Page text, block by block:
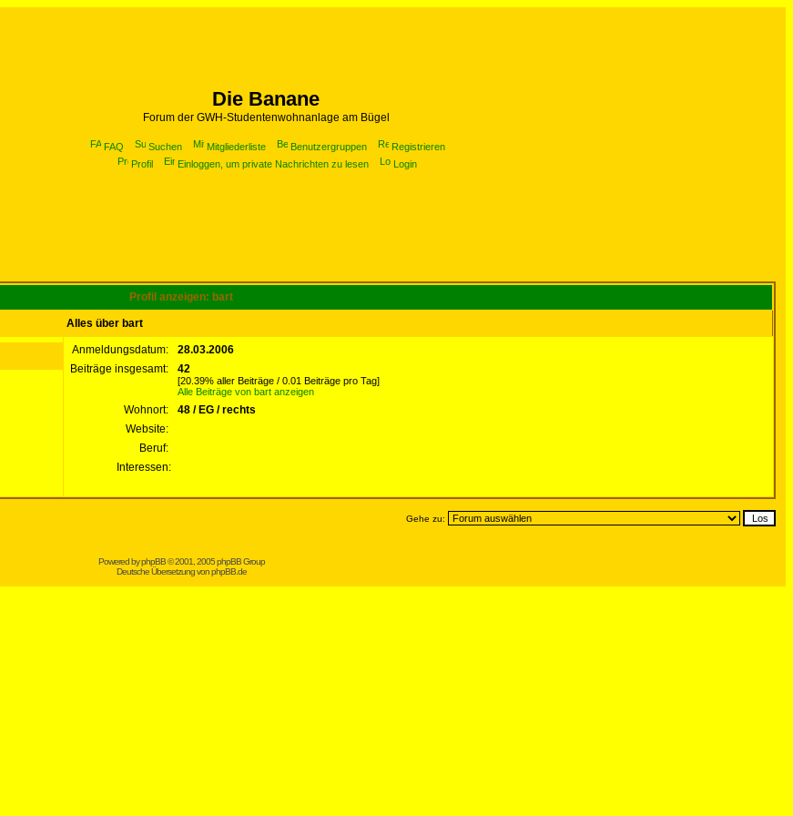
Die Banane
Forum der GWH-Studentenwohnanlage am Bügel
FAQ Suchen Mitgliederliste Benutzergruppen
Registrieren
Profil
Einloggen, um private Nachrichten zu lesen Login
Profil anzeigen: bart
Alles über bart
Anmeldungsdatum:
28.03.2006
Beiträge insgesamt:
42
[20.39% aller Beiträge / 0.01 Beiträge pro Tag]
Alle Beiträge von bart anzeigen
Wohnort:
48 / EG / rechts
Website:
Beruf:
Interessen:
Gehe zu:
Powered byphpBB© 2001, 2005 phpBB Group
Deutsche Übersetzung vonphpBB.de